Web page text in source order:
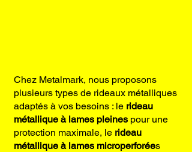
Chez Metalmark, nous proposons
plusieurs types de rideaux métalliques
adaptés à vos besoins : le rideau
métallique à lames pleines pour une
protection maximale, le rideau
métallique à lames microperforées